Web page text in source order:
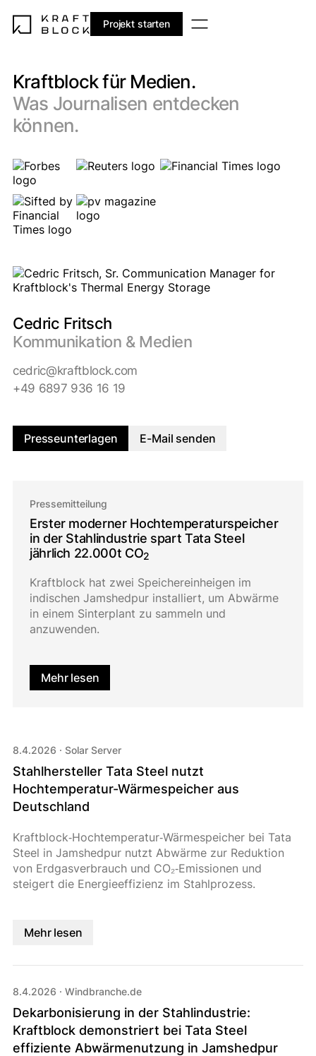
Projekt starten
Kraftblock für Medien.
Was Journalisen entdecken
können.
Cedric Fritsch
Kommunikation & Medien
cedric@kraftblock.com
+49 6897 936 16 19
Presseunterlagen E-Mail senden
Pressemitteilung
Erster moderner Hochtemperaturspeicher
in der Stahlindustrie spart Tata Steel
jährlich 22.000t CO2
Kraftblock hat zwei Speichereinheigen im
indischen Jamshedpur installiert, um Abwärme
in einem Sinterplant zu sammeln und
anzuwenden.
Mehr lesen
8.4.2026 · Solar Server
Stahlhersteller Tata Steel nutzt
Hochtemperatur-Wärmespeicher aus
Deutschland
Kraftblock‑Hochtemperatur‑Wärmespeicher bei Tata
Steel in Jamshedpur nutzt Abwärme zur Reduktion
von Erdgasverbrauch und CO₂‑Emissionen und
steigert die Energieeffizienz im Stahlprozess.
Mehr lesen
8.4.2026 · Windbranche.de
Dekarbonisierung in der Stahlindustrie:
Kraftblock demonstriert bei Tata Steel
effiziente Abwärmenutzung in Jamshedpur